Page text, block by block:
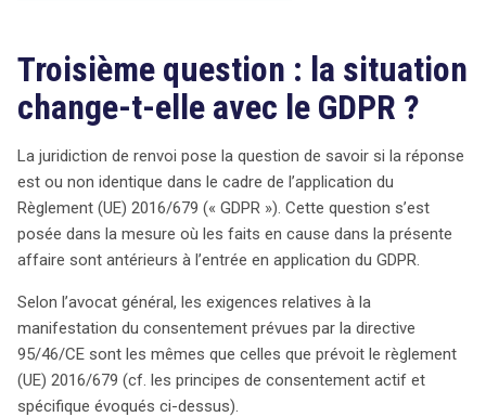
Troisième question : la situation
change-t-elle avec le GDPR ?
La juridiction de renvoi pose la question de savoir si la réponse
est ou non identique dans le cadre de l’application du
Règlement (UE) 2016/679 (« GDPR »). Cette question s’est
posée dans la mesure où les faits en cause dans la présente
affaire sont antérieurs à l’entrée en application du GDPR.
Selon l’avocat général, les exigences relatives à la
manifestation du consentement prévues par la directive
95/46/CE sont les mêmes que celles que prévoit le règlement
(UE) 2016/679 (cf. les principes de consentement actif et
spécifique évoqués ci-dessus).